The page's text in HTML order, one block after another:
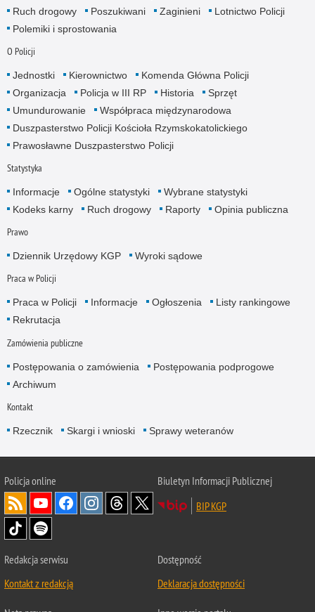
Ruch drogowy
Poszukiwani Zaginieni
Lotnictwo Policji
Polemiki i sprostowania
O Policji
Jednostki Kierownictwo
Komenda Główna Policji
Organizacja
Policja w III RP Historia
Sprzęt
Umundurowanie
Współpraca międzynarodowa
Duszpasterstwo Policji Kościoła Rzymskokatolickiego
Prawosławne Duszpasterstwo Policji
Statystyka
Informacje Ogólne statystyki
Wybrane statystyki
Kodeks karny
Ruch drogowy Raporty Opinia publiczna
Prawo
Dziennik Urzędowy KGP Wyroki sądowe
Praca w Policji
Praca w Policji Informacje Ogłoszenia
Listy rankingowe
Rekrutacja
Zamówienia publiczne
Postępowania o zamówienia
Postępowania podprogowe
Archiwum
Kontakt
Rzecznik Skargi i wnioski Sprawy weteranów
Policjaonline
Biuletyn Informacji Publicznej
BIP KGP
Redakcja serwisu
Kontakt z redakcją
Dostępność
Deklaracja dostępności